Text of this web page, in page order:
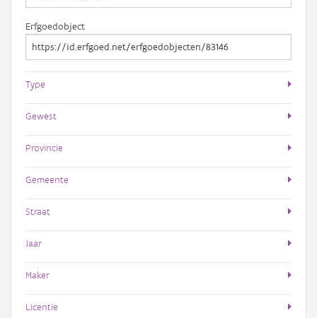
Erfgoedobject
Type
Gewest
Provincie
Gemeente
Straat
Jaar
Maker
Licentie